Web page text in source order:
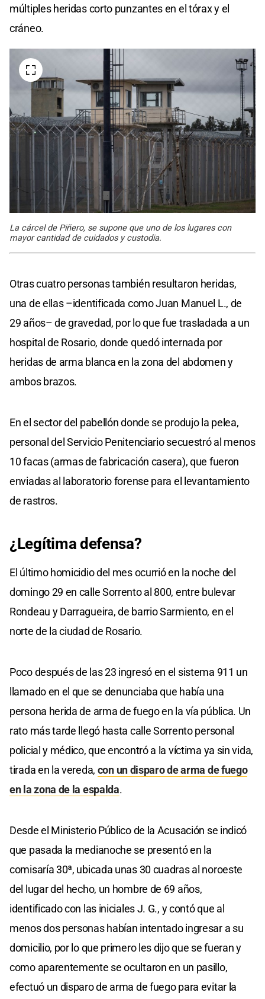
múltiples heridas corto punzantes en el tórax y el
cráneo.
La cárcel de Piñero, se supone que uno de los lugares con
mayor cantidad de cuidados y custodia.
Otras cuatro personas también resultaron heridas,
una de ellas –identificada como Juan Manuel L., de
29 años– de gravedad, por lo que fue trasladada a un
hospital de Rosario, donde quedó internada por
heridas de arma blanca en la zona del abdomen y
ambos brazos.
En el sector del pabellón donde se produjo la pelea,
personal del Servicio Penitenciario secuestró al menos
10 facas (armas de fabricación casera), que fueron
enviadas al laboratorio forense para el levantamiento
de rastros.
¿Legítima defensa?
El último homicidio del mes ocurrió en la noche del
domingo 29 en calle Sorrento al 800, entre bulevar
Rondeau y Darragueira, de barrio Sarmiento, en el
norte de la ciudad de Rosario.
Poco después de las 23 ingresó en el sistema 911 un
llamado en el que se denunciaba que había una
persona herida de arma de fuego en la vía pública. Un
rato más tarde llegó hasta calle Sorrento personal
policial y médico, que encontró a la víctima ya sin vida,
tirada en la vereda, con un disparo de arma de fuego
en la zona de la espalda.
Desde el Ministerio Público de la Acusación se indicó
que pasada la medianoche se presentó en la
comisaría 30ª, ubicada unas 30 cuadras al noroeste
del lugar del hecho, un hombre de 69 años,
identificado con las iniciales J. G., y contó que al
menos dos personas habían intentado ingresar a su
domicilio, por lo que primero les dijo que se fueran y
como aparentemente se ocultaron en un pasillo,
efectuó un disparo de arma de fuego para evitar la